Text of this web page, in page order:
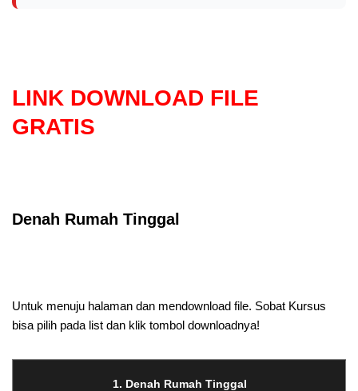
LINK DOWNLOAD FILE
GRATIS
Denah Rumah Tinggal
Untuk menuju halaman dan mendownload file. Sobat Kursus
bisa pilih pada list dan klik tombol downloadnya!
1. Denah Rumah Tinggal